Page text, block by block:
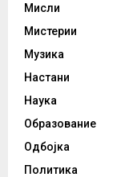
Мисли
Мистерии
Музика
Настани
Наука
Образование
Одбојка
Политика